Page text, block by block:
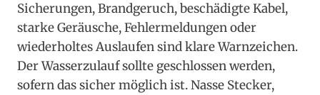
Sicherungen, Brandgeruch, beschädigte Kabel,
starke Geräusche, Fehlermeldungen oder
wiederholtes Auslaufen sind klare Warnzeichen.
Der Wasserzulauf sollte geschlossen werden,
sofern das sicher möglich ist. Nasse Stecker,